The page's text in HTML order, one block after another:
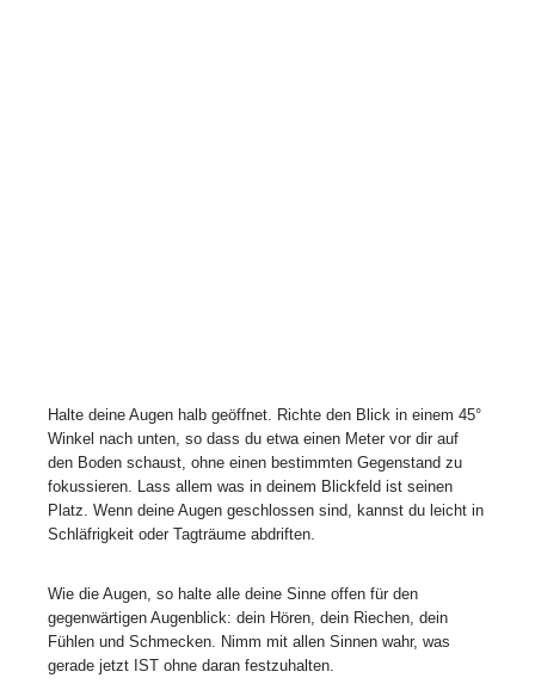
Halte deine Augen halb geöffnet. Richte den Blick in einem 45°
Winkel nach unten, so dass du etwa einen Meter vor dir auf
den Boden schaust, ohne einen bestimmten Gegenstand zu
fokussieren. Lass allem was in deinem Blickfeld ist seinen
Platz. Wenn deine Augen geschlossen sind, kannst du leicht in
Schläfrigkeit oder Tagträume abdriften.
Wie die Augen, so halte alle deine Sinne offen für den
gegenwärtigen Augenblick: dein Hören, dein Riechen, dein
Fühlen und Schmecken. Nimm mit allen Sinnen wahr, was
gerade jetzt IST ohne daran festzuhalten.